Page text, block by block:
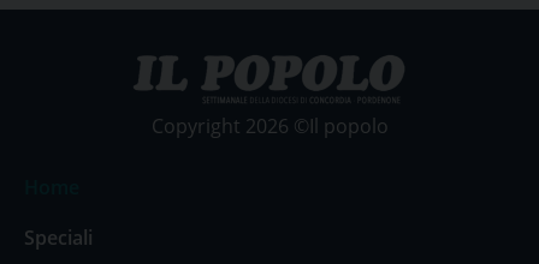
Copyright 2026 ©Il popolo
Speciali